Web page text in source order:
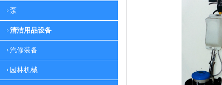
泵
清洁用品设备
汽修装备
园林机械